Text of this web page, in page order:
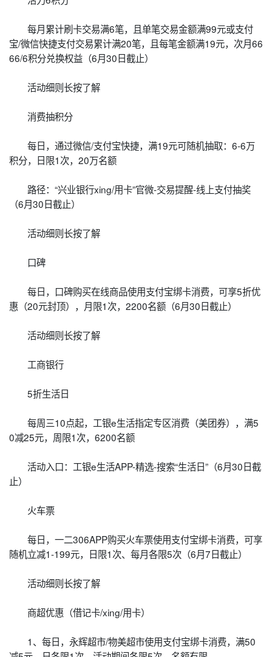
每月累计刷卡交易满6笔，且单笔交易金额满99元或支付
宝/微信快捷支付交易累计满20笔，且每笔金额满19元，次月66
66/6积分兑换权益（6月30日截止）
活动细则长按了解
消费抽积分
每日，通过微信/支付宝快捷，满19元可随机抽取：6-6万
积分，日限1次，20万名额
路径：“兴业银行xing/用卡”官微-交易提醒-线上支付抽奖
（6月30日截止）
活动细则长按了解
口碑
每日，口碑购买在线商品使用支付宝绑卡消费，可享5折优
惠（20元封顶），月限1次，2200名额（6月30日截止）
活动细则长按了解
工商银行
5折生活日
每周三10点起，工银e生活指定专区消费（美团券），满5
0减25元，周限1次，6200名额
活动入口：工银e生活APP-精选-搜索“生活日”（6月30日截
止）
火车票
每日，一二306APP购买火车票使用支付宝绑卡消费，可享
随机立减1-199元，日限1次、每月各限5次（6月7日截止）
活动细则长按了解
商超优惠（借记卡/xing/用卡）
1、每日，永辉超市/物美超市使用支付宝绑卡消费，满50